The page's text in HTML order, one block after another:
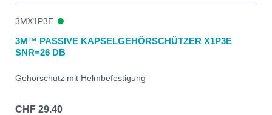
3MX1P3E
3M™ PASSIVE KAPSELGEHÖRSCHÜTZER X1P3E
SNR=26 DB
Gehörschutz mit Helmbefestigung
CHF 29.40